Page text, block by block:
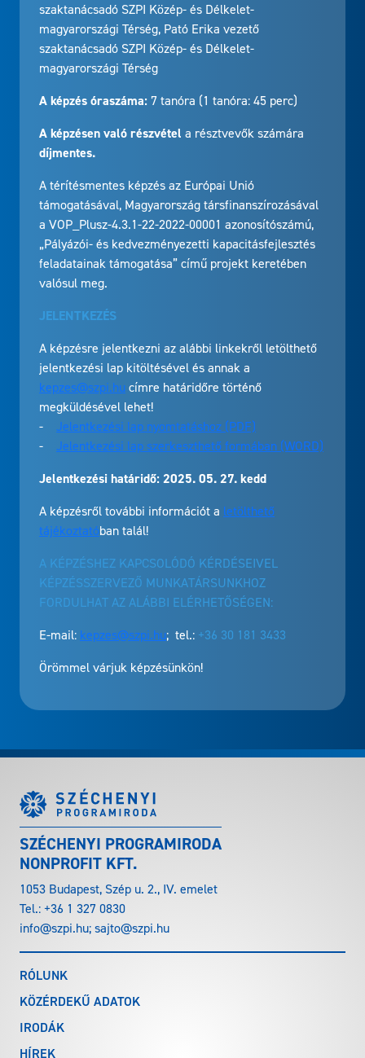
szaktanácsadó SZPI Közép- és Délkelet-
magyarországi Térség, Pató Erika vezető
szaktanácsadó SZPI Közép- és Délkelet-
magyarországi Térség
A képzés óraszáma: 7 tanóra (1 tanóra: 45 perc)
A képzésen való részvétel a résztvevők számára
díjmentes.
A térítésmentes képzés az Európai Unió
támogatásával, Magyarország társfinanszírozásával
a VOP_Plusz-4.3.1-22-2022-00001 azonosítószámú,
„Pályázói- és kedvezményezetti kapacitásfejlesztés
feladatainak támogatása” című projekt keretében
valósul meg.
JELENTKEZÉS
A képzésre jelentkezni az alábbi linkekről letölthető
jelentkezési lap kitöltésével és annak a
kepzes@szpi.hucímre határidőre történő
megküldésével lehet!
- Jelentkezési lap nyomtatáshoz (PDF)
- Jelentkezési lap szerkeszthető formában (WORD)
Jelentkezési határidő: 2025. 05. 27. kedd
A képzésről további információt a letölthető
tájékoztatóban talál!
A KÉPZÉSHEZ KAPCSOLÓDÓ KÉRDÉSEIVEL
KÉPZÉSSZERVEZŐ MUNKATÁRSUNKHOZ
FORDULHAT AZ ALÁBBI ELÉRHETŐSÉGEN:
E-mail: kepzes@szpi.hu; tel.: +36 30 181 3433
Örömmel várjuk képzésünkön!
SZÉCHENYI PROGRAMIRODA
NONPROFIT KFT.
1053 Budapest, Szép u. 2., IV. emelet
Tel.:+36 1 327 0830
info@szpi.hu;sajto@szpi.hu
RÓLUNK
KÖZÉRDEKŰ ADATOK
IRODÁK
HÍREK